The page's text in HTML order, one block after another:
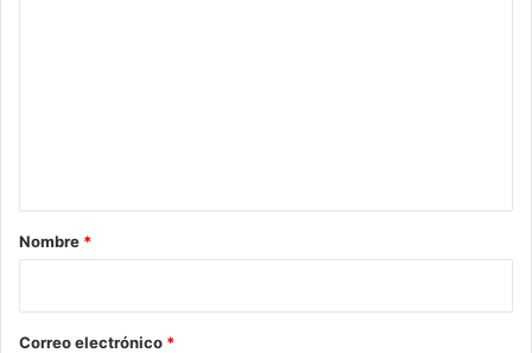
r
*
Nombre *
Correo electrónico *